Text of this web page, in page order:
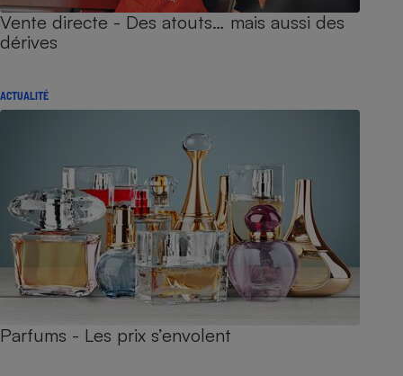
Vente directe - Des atouts… mais aussi des
dérives
ACTUALITÉ
Parfums - Les prix s’envolent